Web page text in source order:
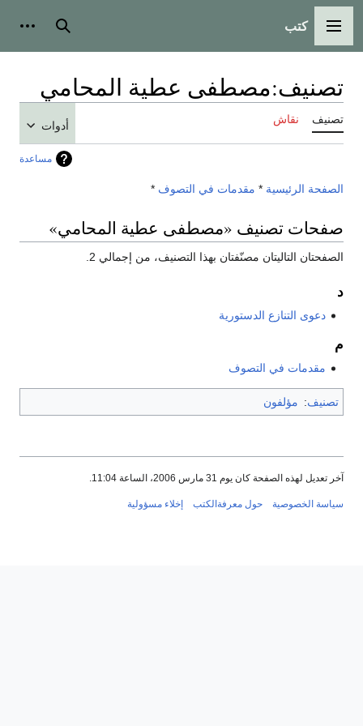
القائمة الرئيسية
كتب بحث
تصنيف:مصطفى عطية المحامي
تصنيف نقاش أدوات
مساعدة
الصفحة الرئيسية * مقدمات في التصوف *
صفحات تصنيف «مصطفى عطية المحامي»
الصفحتان التاليتان مصنّفتان بهذا التصنيف، من إجمالي 2.
د
دعوى التنازع الدستورية
م
مقدمات في التصوف
تصنيف: مؤلفون
آخر تعديل لهذه الصفحة كان يوم 31 مارس 2006، الساعة 11:04.
سياسة الخصوصية حول معرفةالكتب إخلاء مسؤولية